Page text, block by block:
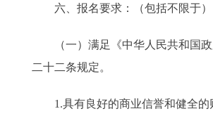
六、报名要求：（包括不限于）
（一）满足《中华人民共和国政
二十二条规定。
1.具有良好的商业信誉和健全的